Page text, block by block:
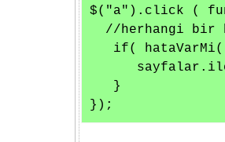
$("a").click (
//herhangi bir
if(
   }
});